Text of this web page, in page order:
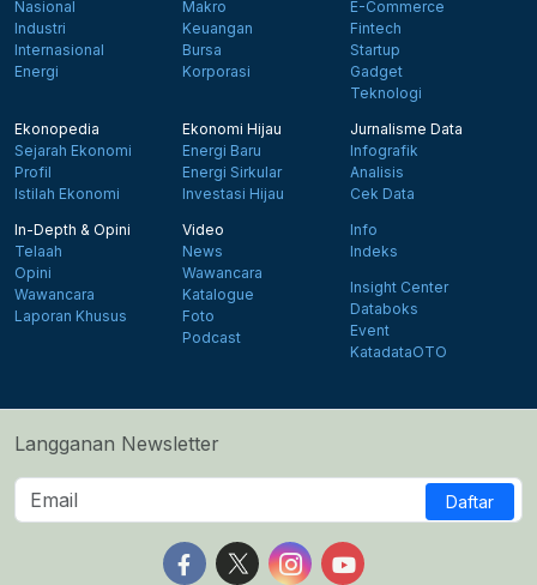
Nasional
Industri
Internasional
Energi
Makro
Keuangan
Bursa
Korporasi
E-Commerce
Fintech
Startup
Gadget
Teknologi
Ekonopedia
Sejarah Ekonomi
Profil
Istilah Ekonomi
Ekonomi Hijau
Energi Baru
Energi Sirkular
Investasi Hijau
Jurnalisme Data
Infografik
Analisis
Cek Data
In-Depth & Opini
Telaah
Opini
Wawancara
Laporan Khusus
Video
News
Wawancara
Katalogue
Foto
Podcast
Info
Indeks
Insight Center
Databoks
Event
KatadataOTO
Langganan Newsletter
Daftar
Follow us on Facebook
Follow us on X
Follow us on Instagram
Follow us on